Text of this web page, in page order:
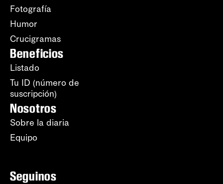
Fotografía
Humor
Crucigramas
Beneficios
Listado
Tu ID (número de
suscripción)
Nosotros
Sobre la diaria
Equipo
Seguinos